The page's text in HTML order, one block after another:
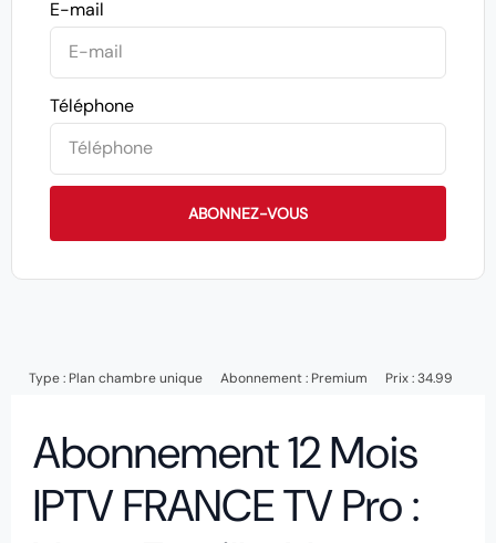
E-mail
Téléphone
ABONNEZ-VOUS
Type : Plan chambre unique Abonnement : Premium Prix : 34.99
Abonnement 12 Mois
IPTV FRANCE TV Pro :